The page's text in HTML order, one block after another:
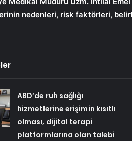
nedenleri, risk faktörleri,
ABD’de ruh sağlığı
hizmetlerine erişimin kısıtlı
olması, dijital terapi
platformlarına olan talebi